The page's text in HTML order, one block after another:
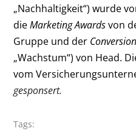
„Nachhaltigkeit“) wurde
dieMarketing Awardsvon
Gruppe und der
„Wachstum“) von Head.
vom
gesponsert.
Tags: